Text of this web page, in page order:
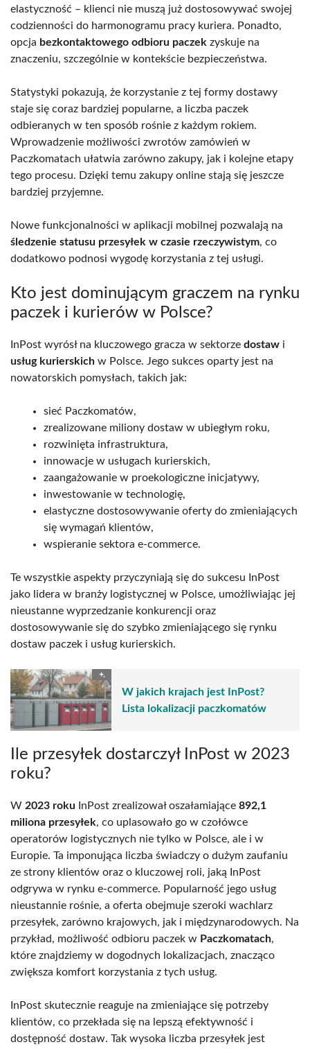
elastyczność – klienci nie muszą już dostosowywać swojej
codzienności do harmonogramu pracy kuriera. Ponadto,
opcja bezkontaktowego odbioru paczek zyskuje na
znaczeniu, szczególnie w kontekście bezpieczeństwa.
Statystyki pokazują, że korzystanie z tej formy dostawy
staje się coraz bardziej popularne, a liczba paczek
odbieranych w ten sposób rośnie z każdym rokiem.
Wprowadzenie możliwości zwrotów zamówień w
Paczkomatach ułatwia zarówno zakupy, jak i kolejne etapy
tego procesu. Dzięki temu zakupy online stają się jeszcze
bardziej przyjemne.
Nowe funkcjonalności w aplikacji mobilnej pozwalają na
śledzenie statusu przesyłek w czasie rzeczywistym, co
dodatkowo podnosi wygodę korzystania z tej usługi.
Kto jest dominującym graczem na rynku
paczek i kurierów w Polsce?
InPost wyrósł na kluczowego gracza w sektorze dostaw i
usług kurierskich w Polsce. Jego sukces oparty jest na
nowatorskich pomysłach, takich jak:
sieć Paczkomatów,
zrealizowane miliony dostaw w ubiegłym roku,
rozwinięta infrastruktura,
innowacje w usługach kurierskich,
zaangażowanie w proekologiczne inicjatywy,
inwestowanie w technologię,
elastyczne dostosowywanie oferty do zmieniających
się wymagań klientów,
wspieranie sektora e-commerce.
Te wszystkie aspekty przyczyniają się do sukcesu InPost
jako lidera w branży logistycznej w Polsce, umożliwiając jej
nieustanne wyprzedzanie konkurencji oraz
dostosowywanie się do szybko zmieniającego się rynku
dostaw paczek i usług kurierskich.
W jakich krajach jest InPost?
Lista lokalizacji paczkomatów
Ile przesyłek dostarczył InPost w 2023
roku?
W 2023 roku InPost zrealizował oszałamiające 892,1
miliona przesyłek, co uplasowało go w czołówce
operatorów logistycznych nie tylko w Polsce, ale i w
Europie. Ta imponująca liczba świadczy o dużym zaufaniu
ze strony klientów oraz o kluczowej roli, jaką InPost
odgrywa w rynku e-commerce. Popularność jego usług
nieustannie rośnie, a oferta obejmuje szeroki wachlarz
przesyłek, zarówno krajowych, jak i międzynarodowych. Na
przykład, możliwość odbioru paczek w Paczkomatach,
które znajdziemy w dogodnych lokalizacjach, znacząco
zwiększa komfort korzystania z tych usług.
InPost skutecznie reaguje na zmieniające się potrzeby
klientów, co przekłada się na lepszą efektywność i
dostępność dostaw. Tak wysoka liczba przesyłek jest